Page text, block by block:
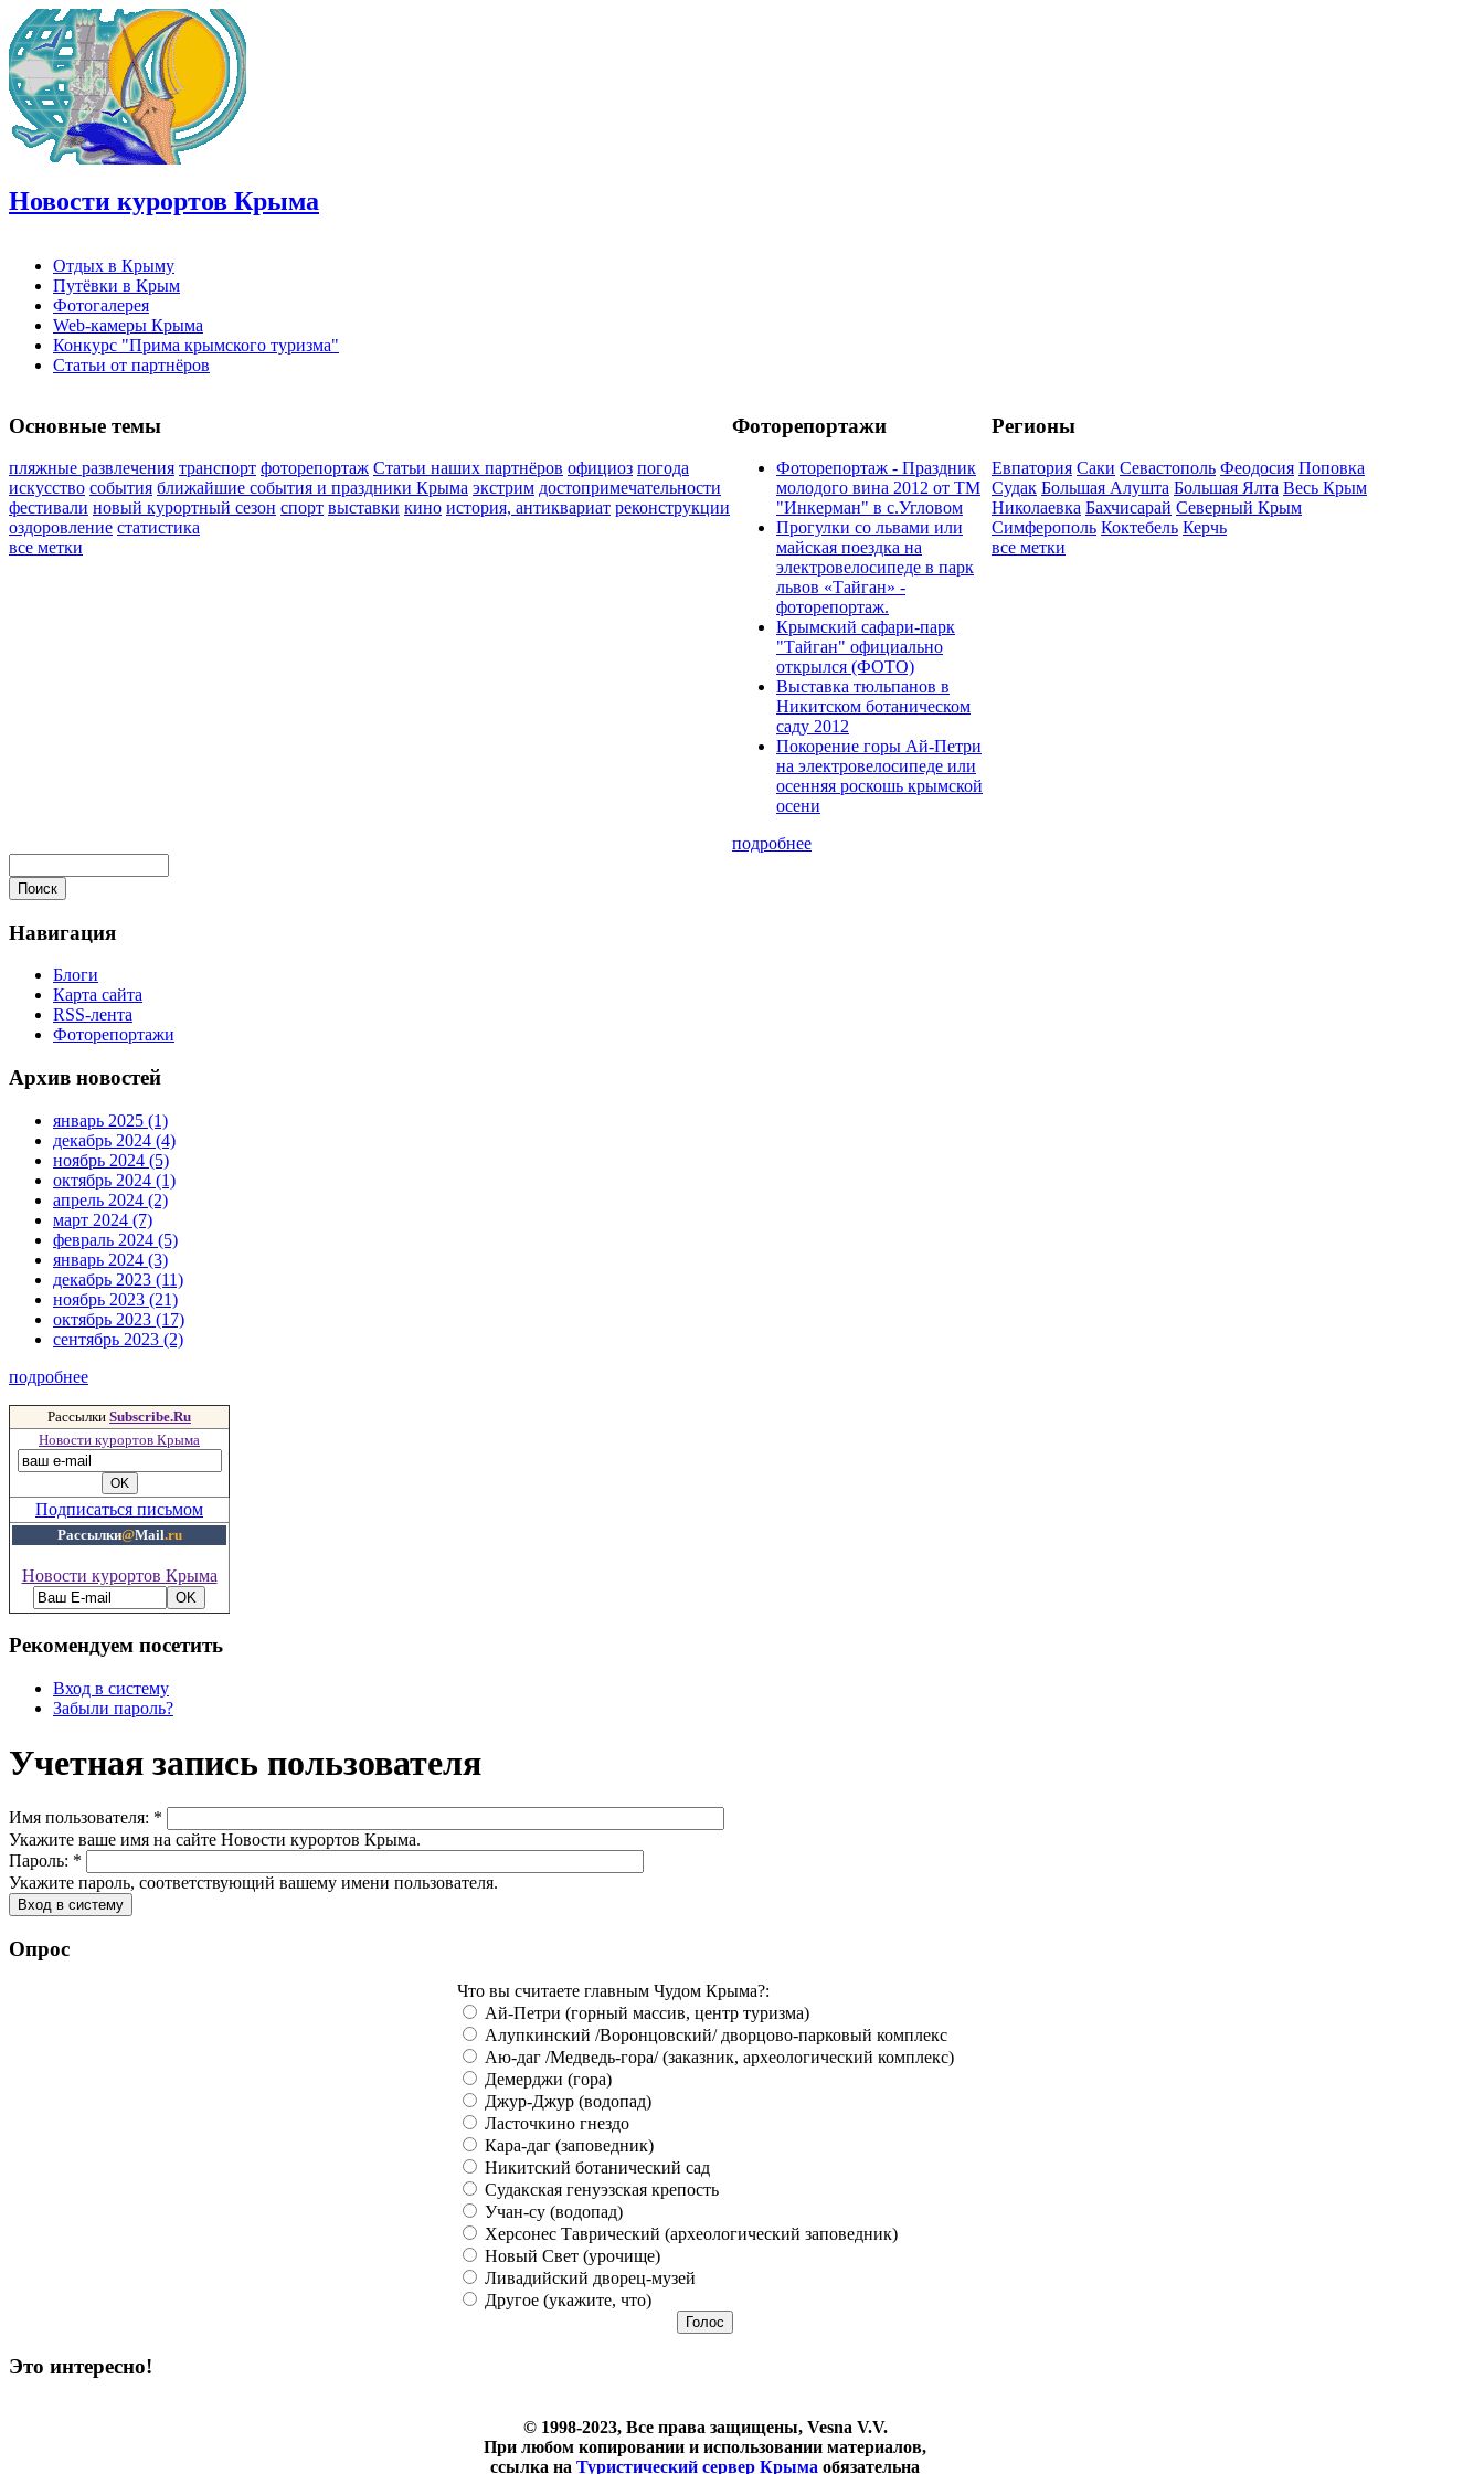
Новости курортов Крыма
Отдых в Крыму
Путёвки в Крым
Фотогалерея
Web-камеры Крыма
Конкурс "Прима крымского туризма"
Статьи от партнёров
Основные темы
пляжные развлечения транспорт фоторепортаж Статьи наших партнёров официоз погода
искусство события ближайшие события и праздники Крыма экстрим достопримечательности
фестивали новый курортный сезон спорт выставки кино история, антиквариат реконструкции
оздоровление статистика
все метки
Фоторепортажи
Фоторепортаж - Праздник
молодого вина 2012 от ТМ
"Инкерман" в с.Угловом
Прогулки cо львами или
майская поездка на
электровелосипеде в парк
львов «Тайган» -
фоторепортаж.
Крымский сафари-парк
"Тайган" официально
открылся (ФОТО)
Выставка тюльпанов в
Никитском ботаническом
саду 2012
Покорение горы Ай-Петри
на электровелосипеде или
осенняя роскошь крымской
осени
подробнее
Регионы
Евпатория Саки Севастополь Феодосия Поповка
Судак Большая Алушта Большая Ялта Весь Крым
Николаевка Бахчисарай Северный Крым
Симферополь Коктебель Керчь
все метки
Навигация
Блоги
Карта сайта
RSS-лента
Фоторепортажи
Архив новостей
январь 2025 (1)
декабрь 2024 (4)
ноябрь 2024 (5)
октябрь 2024 (1)
апрель 2024 (2)
март 2024 (7)
февраль 2024 (5)
январь 2024 (3)
декабрь 2023 (11)
ноябрь 2023 (21)
октябрь 2023 (17)
сентябрь 2023 (2)
подробнее
Рассылки Subscribe.Ru
Новости курортов Крыма
Подписаться письмом
Рассылки@Mail.ru
Новости курортов Крыма
Рекомендуем посетить
Вход в систему
Забыли пароль?
Учетная запись пользователя
Имя пользователя: *
Укажите ваше имя на сайте Новости курортов Крыма.
Пароль: *
Укажите пароль, соответствующий вашему имени пользователя.
Опрос
Что вы считаете главным Чудом Крыма?:
Ай-Петри (горный массив, центр туризма)
Алупкинский /Воронцовский/ дворцово-парковый комплекс
Аю-даг /Медведь-гора/ (заказник, археологический комплекс)
Демерджи (гора)
Джур-Джур (водопад)
Ласточкино гнездо
Кара-даг (заповедник)
Никитский ботанический сад
Судакская генуэзская крепость
Учан-су (водопад)
Херсонес Таврический (археологический заповедник)
Новый Свет (урочище)
Ливадийский дворец-музей
Другое (укажите, что)
Это интересно!
© 1998-2023, Все права защищены, Vesna V.V.
При любом копировании и использовании материалов,
ссылка наТуристический сервер Крыма обязательна